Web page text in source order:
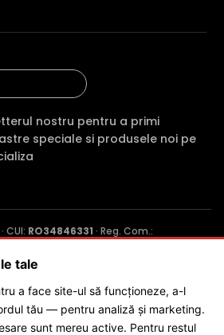
nostru pentru a primi
speciale si produsele noi pe
· CUI: RO34846331 · Reg. Com.:
Dolj ·
SC POLITES ONLINE SRL
tale
a face site-ul să funcționeze, a-l
tău — pentru analiză și marketing.
sunt mereu active. Pentru restul